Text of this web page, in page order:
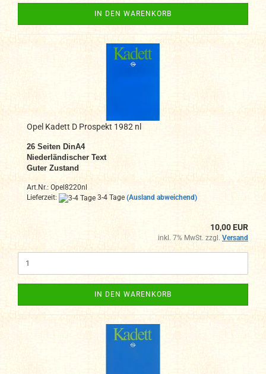
IN DEN WARENKORB
Opel Kadett D Prospekt 1982 nl
26 Seiten DinA4
Niederländischer Text
Guter Zustand
Art.Nr.: Opel8220nl
Lieferzeit:
3-4 Tage (Ausland abweichend)
10,00 EUR
inkl. 7% MwSt. zzgl. Versand
IN DEN WARENKORB